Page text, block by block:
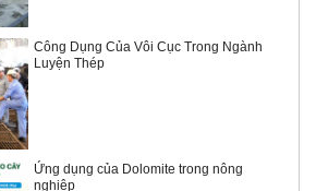
Công Dụng Của Vôi Cục Trong Ngành
Luyện Thép
Ứng dụng của Dolomite trong nông
nghiệp